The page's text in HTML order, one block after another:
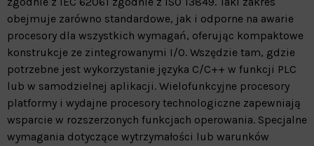
obejmuje zarówno standardowe, jak i odporne na awarie
procesory dla wszystkich wymagań, oferując kompaktowe
konstrukcje ze zintegrowanymi I/O. Wszędzie tam, gdzie
potrzebne jest wykorzystanie języka C/C++ w funkcji PLC
lub w samodzielnej aplikacji. Wielofunkcyjne procesory
platformy i wydajne procesory technologiczne zapewniają
wsparcie w rozszerzonych funkcjach operowania. Specjalne
wymagania dotyczące wytrzymałości lub warunków